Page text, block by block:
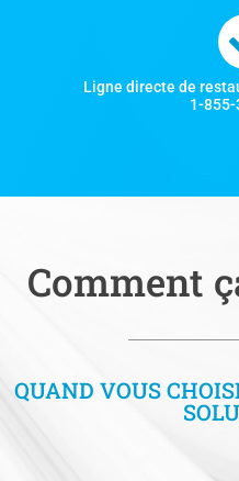
Ligne directe de
1-
Comment
QUAND VOUS